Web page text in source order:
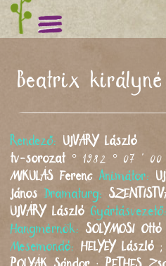
Beatrix
Rendező: UJVÁRYLászló
tv-sorozat° 1982 ° 07 '
MIKULÁS Ferenc Animátor:
János
Dramaturg:
UJVÁRY László
Hangmérnök: SOLYMOSI Ottó
Mesemondó: HELYEY László ;